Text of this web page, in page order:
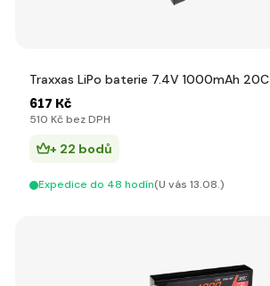
Traxxas LiPo baterie 7.4V 1000mAh 20C
617 Kč
510 Kč bez DPH
+ 22 bodů
Expedice do 48 hodín(U vás 13.08.)